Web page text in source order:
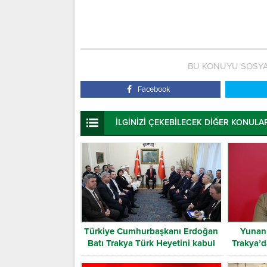
BU KONUYU
Facebook
İLGİNİZİ ÇEKEBİLECEK DİĞER
Türkiye Cumhurbaşkanı Erdoğan
Batı Trakya Türk Heyetini kabul
etti